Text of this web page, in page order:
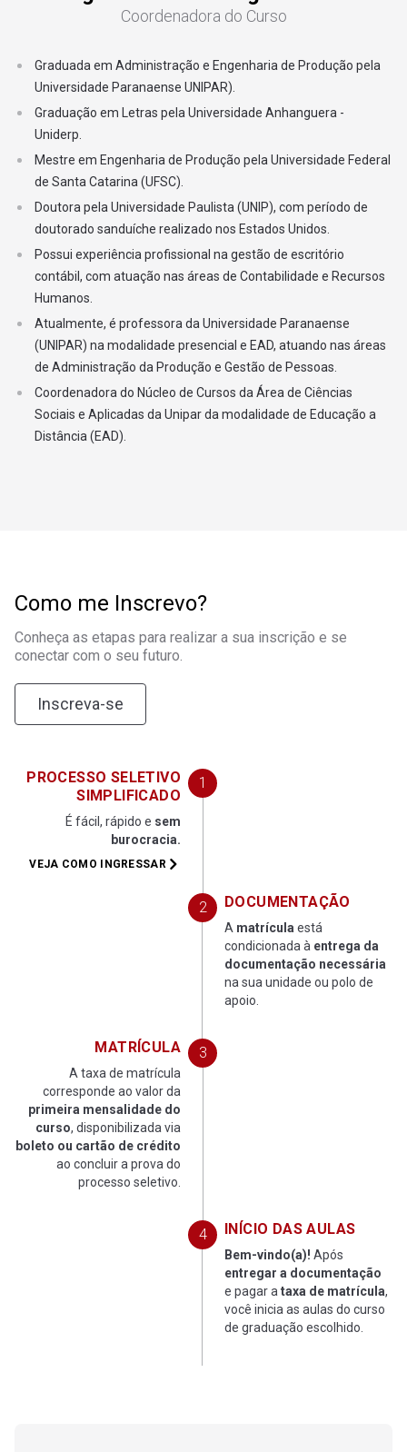
13 Operações Logísticas Internacionais e Reversa
14 Gestão da Segurança no Trabalho
MÓDULO 8
15 Extensão II
16 Custos e Formação de Preços
17
Coordenadora do Curso
Graduada em Administração e Engenharia de Produção pela
Universidade Paranaense UNIPAR).
Graduação em Letras pela Universidade Anhanguera -
Uniderp.
Mestre em Engenharia de Produção pela Universidade Federal
de Santa Catarina (UFSC).
Doutora pela Universidade Paulista (UNIP), com período de
doutorado sanduíche realizado nos Estados Unidos.
Possui experiência profissional na gestão de escritório
contábil, com atuação nas áreas de Contabilidade e Recursos
Humanos.
Atualmente, é professora da Universidade Paranaense
(UNIPAR) na modalidade presencial e EAD, atuando nas áreas
de Administração da Produção e Gestão de Pessoas.
Coordenadora do Núcleo de Cursos da Área de Ciências
Sociais e Aplicadas da Unipar da modalidade de Educação a
Distância (EAD).
Como me Inscrevo?
Conheça as etapas para realizar a sua inscrição e se
conectar com o seu futuro.
Inscreva-se
PROCESSO SELETIVO
SIMPLIFICADO
É fácil, rápido e sem
burocracia.
VEJA COMO INGRESSAR
DOCUMENTAÇÃO
A matrículaestá
condicionada à entrega da
documentação necessária
na sua unidade ou polo de
apoio.
MATRÍCULA
A taxa de matrícula
corresponde ao valor da
primeira mensalidade do
curso, disponibilizada via
boleto ou cartão de crédito
ao concluir a prova do
processo seletivo.
INÍCIO DAS AULAS
Bem-vindo(a)! Após
entregar a documentação
e pagar ataxa de matrícula,
você inicia as aulas do curso
de graduação escolhido.